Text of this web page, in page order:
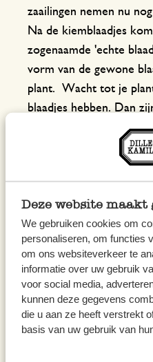
Deze website maakt
We gebruiken cookies om
personaliseren, om functies
om ons websiteverkeer te
informatie over uw gebruik
voor social media,
kunnen deze gegevens
die u aan ze heeft verstrekt
basis van uw gebruik van
zaailingen nemen nu
Na de kiemblaadjes
zogenaamde 'echte
vorm van de gewone
plant. Wacht tot je
blaadjes hebben. Dan
een groter potje: dit